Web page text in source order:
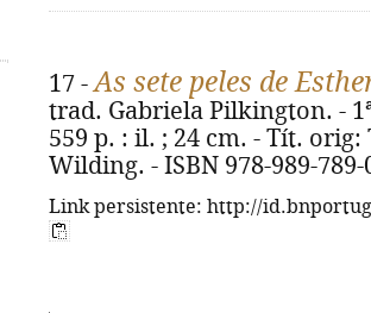
17 -As sete peles de
trad. Gabriela Pilkington. -
559 p. : il. ; 24 cm. - Tít.
Wilding. - ISBN 978-989-789-
Link persistente: http://